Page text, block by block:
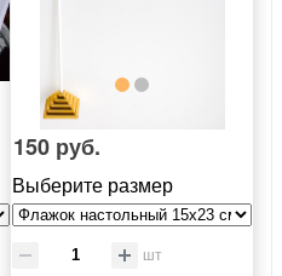
150 руб.
Выберите размер
шт